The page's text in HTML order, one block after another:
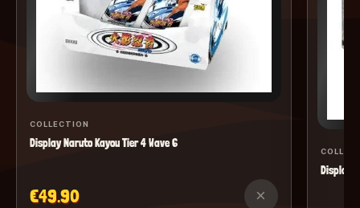
COLLECTION
Display Naruto Kayou Tier 4 Wave 6
€49.90 ×
Display